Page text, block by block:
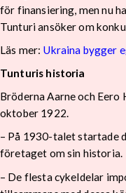
för finansiering, men nu
Tunturi ansöker om
Läs mer: Ukraina bygger
Tunturis historia
Bröderna Aarne och Eero
oktober 1922.
– På 1930-talet startade
företaget om sin historia.
– De flesta cykeldelar